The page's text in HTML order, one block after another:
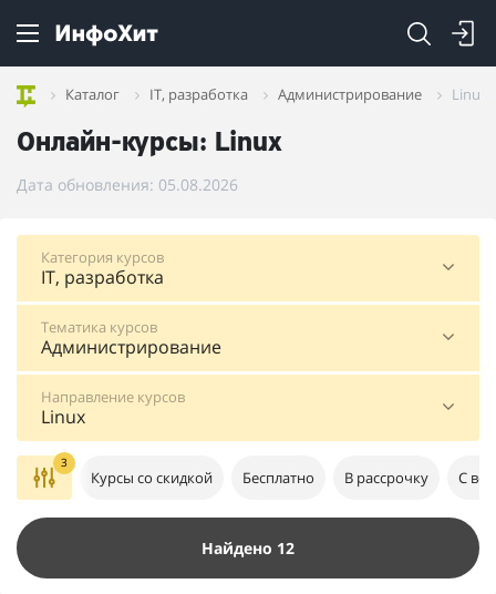
Каталог IT, разработка Администрирование Linux
Онлайн-курсы: Linux
Дата обновления: 05.08.2026
IT, разработка
Категория курсов
Администрирование
Тематика курсов
Linux
Направление курсов
3
Курсы со скидкой Бесплатно В рассрочку С
Найдено 12